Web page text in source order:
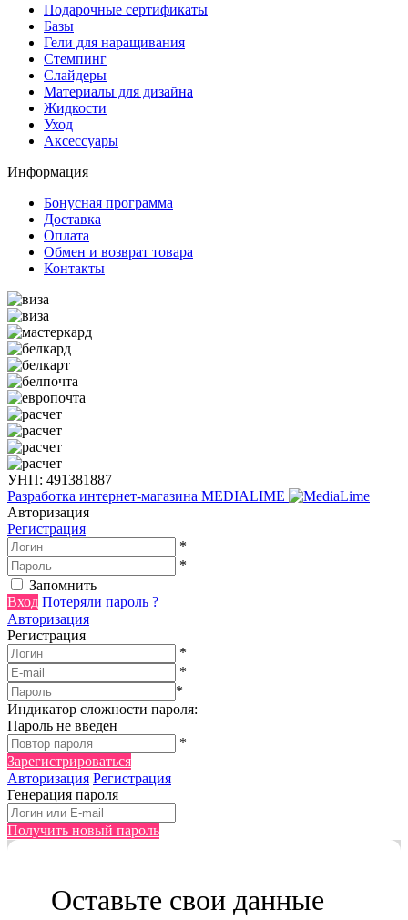
Подарочные сертификаты
Базы
Гели для наращивания
Стемпинг
Слайдеры
Материалы для дизайна
Жидкости
Уход
Аксессуары
Информация
Бонусная программа
Доставка
Оплата
Обмен и возврат товара
Контакты
УНП: 491381887
Разработка интернет-магазина MEDIALIME
Авторизация
Регистрация
*
*
Запомнить
Вход Потеряли пароль ?
Авторизация
Регистрация
*
*
*
Индикатор сложности пароля:
Пароль не введен
*
Зарегистрироваться
Авторизация Регистрация
Генерация пароля
Получить новый пароль
Оставьте свои данные